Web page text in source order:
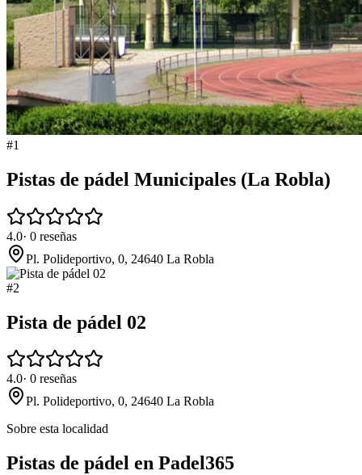
#1
Pistas de pádel Municipales (La Robla)
4.0· 0 reseñas
Pl. Polideportivo, 0, 24640 La Robla
#2
Pista de pádel 02
4.0· 0 reseñas
Pl. Polideportivo, 0, 24640 La Robla
Sobre esta localidad
Pistas de pádel en Padel365